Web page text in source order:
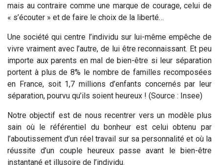
mais au contraire comme une marque de courage, celui de
« s’écouter » et de faire le choix de la liberté…
Une société qui centre l’individu sur lui-même empêche de
vivre vraiment avec l’autre, de lui être reconnaissant. Et peu
importe aux parents en mal de bien-être si leur séparation
portent à plus de 8% le nombre de familles recomposées
en France, soit 1,7 millions d’enfants concernés par leur
séparation, pourvu qu’ils soient heureux ! (Source : Insee)
Notre objectif est de nous recentrer vers un modèle plus
sain où le référentiel du bonheur est celui obtenu par
l’aboutissement d’un réel travail sur sa personnalité et où la
réussite d’un couple heureux passe avant le bien-être
instantané et illusoire de l’individu.